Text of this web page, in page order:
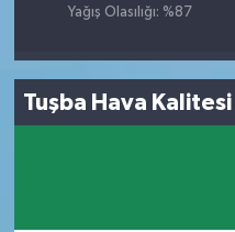
Yağış Olasılığı: %87
Tuşba Hava Kalitesi